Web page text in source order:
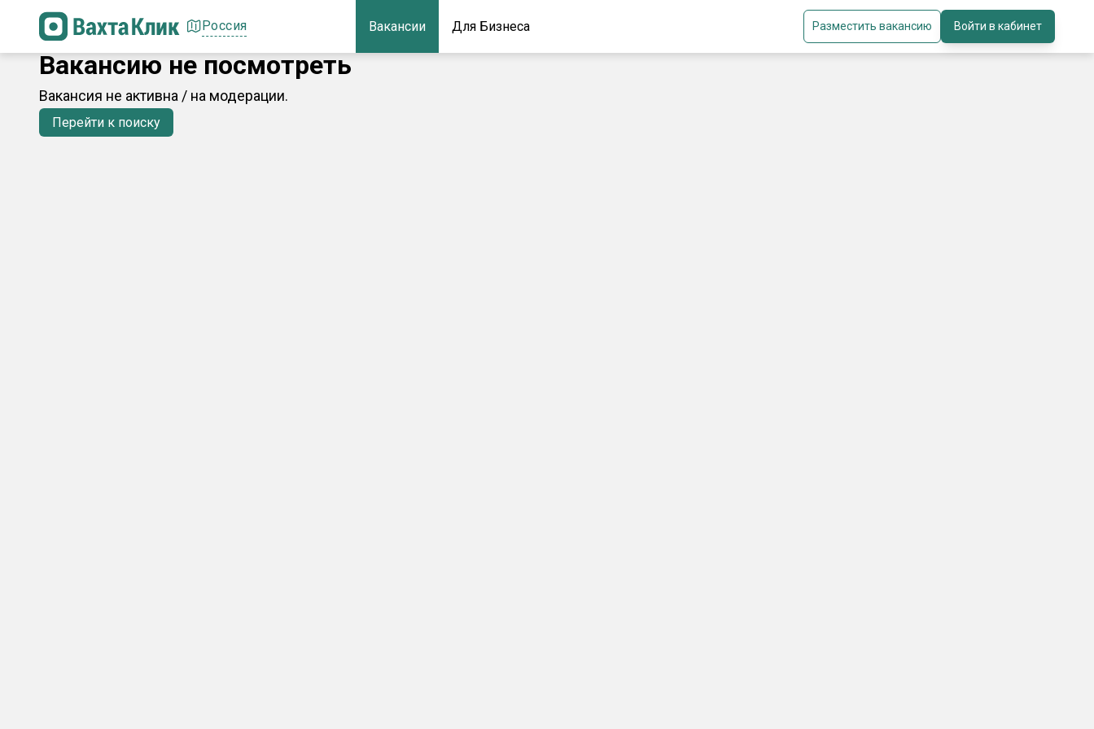
Россия Вакансии Для Бизнеса Разместить вакансию Войти в кабинет
Вакансию не посмотреть
Вакансия не активна / на модерации.
Перейти к поиску